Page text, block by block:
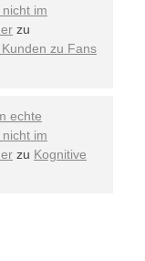
im
zu
zu Fans
echte
im
zu Kognitive